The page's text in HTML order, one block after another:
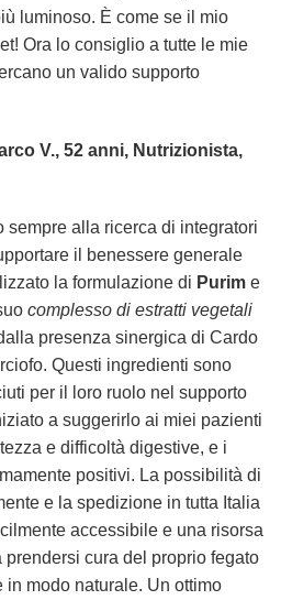
luminoso. È come se il mio
Ora lo consiglio a tutte le mie
un valido supporto
V., 52 anni, Nutrizionista,
sempre alla ricerca di integratori
il benessere generale
la formulazione di Purim e
complesso di estratti vegetali
presenza sinergica di Cardo
Questi ingredienti sono
per il loro ruolo nel supporto
a suggerirlo ai miei pazienti
e difficoltà digestive, e i
positivi. La possibilità di
e la spedizione in tutta Italia
accessibile e una risorsa
cura del proprio fegato
modo naturale. Un ottimo